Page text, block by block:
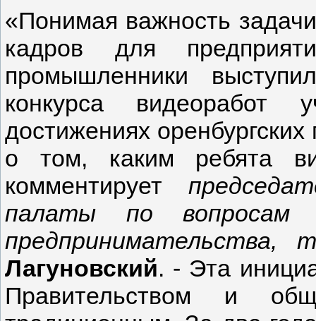
«Понимая важность
кадров для
промышленники
конкурса видеоработ
достижениях
о том, каким ребята
комментирует
палаты по вопросам
предпринимательства,
Лагуновский. - Эта
Правительством и